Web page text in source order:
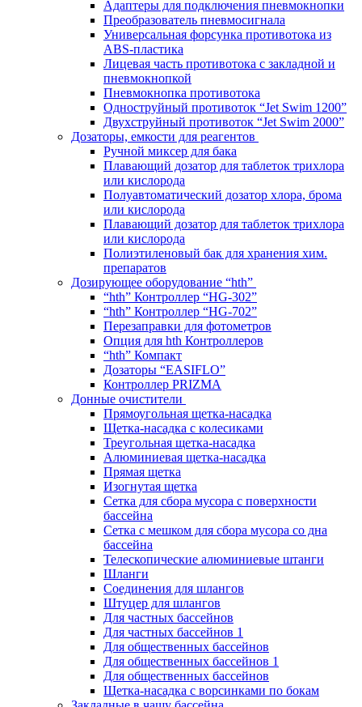
Адаптеры для подключения пневмокнопки
Преобразователь пневмосигнала
Универсальная форсунка противотока из
ABS-пластика
Лицевая часть противотока с закладной и
пневмокнопкой
Пневмокнопка противотока
Одноструйный противоток “Jet Swim 1200”
Двухструйный противоток “Jet Swim 2000”
Дозаторы, емкости для реагентов
Ручной миксер для бака
Плавающий дозатор для таблеток трихлора
или кислорода
Полуавтоматический дозатор хлора, брома
или кислорода
Плавающий дозатор для таблеток трихлора
или кислорода
Полиэтиленовый бак для хранения хим.
препаратов
Дозирующее оборудование “hth”
“hth” Контроллер “HG-302”
“hth” Контроллер “HG-702”
Перезаправки для фотометров
Опция для hth Контроллеров
“hth” Компакт
Дозаторы “EASIFLO”
Контроллер PRIZMA
Донные очистители
Прямоугольная щетка-насадка
Щетка-насадка с колесиками
Треугольная щетка-насадка
Алюминиевая щетка-насадка
Прямая щетка
Изогнутая щетка
Сетка для сбора мусора с поверхности
бассейна
Сетка с мешком для сбора мусора со дна
бассейна
Телескопические алюминиевые штанги
Шланги
Соединения для шлангов
Штуцер для шлангов
Для частных бассейнов
Для частных бассейнов 1
Для общественных бассейнов
Для общественных бассейнов 1
Для общественных бассейнов
Щетка-насадка с ворсинками по бокам